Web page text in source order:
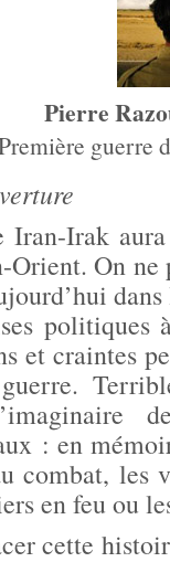
Pierre
guerre
Iran-Irak
Orient. On
politiques
et craintes
: en
combat, les
en feu ou
cette